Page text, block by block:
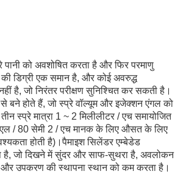
पानी को अवशोषित करता है और फिर परमाणु
डिग्री एक समान है, और कोई अवरुद्ध
है, जो निरंतर परीक्षण सुनिश्चित कर सकती है।
से बने होते हैं, जो स्प्रे वॉल्यूम और इजेक्शन एंगल को
स्प्रे मात्रा 1 ~ 2 मिलीलीटर / एच समायोजित
/ 80 सेमी 2 / एच मानक के लिए औसत के लिए
होती है)।पैमाइश सिलेंडर एम्बेडेड
है, जो दिखने में सुंदर और साफ-सुथरा है, अवलोकन
उपकरण की स्थापना स्थान को कम करता है।